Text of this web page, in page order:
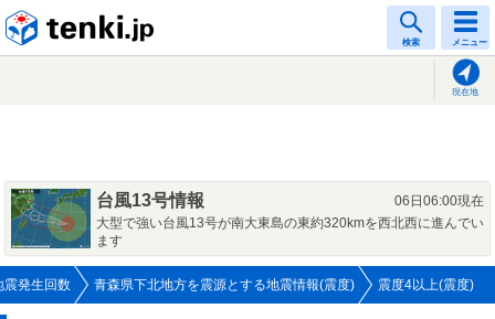
検索 メニュー
現在地
台風13号情報
06日06:00現在
大型で強い台風13号が南大東島の東約320kmを西北西に進んでい
ます
震発生回数 青森県下北地方を震源とする地震情報(震度) 震度4以上(震度)